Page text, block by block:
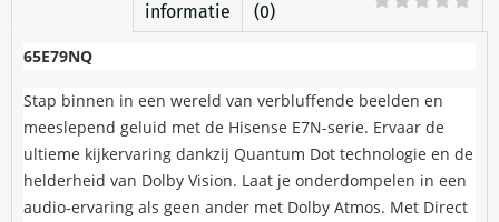
informatie
(0)
65E79NQ
Stap binnen in een wereld van verbluffende beelden en
meeslepend geluid met de Hisense E7N-serie. Ervaar de
ultieme kijkervaring dankzij Quantum Dot technologie en de
helderheid van Dolby Vision. Laat je onderdompelen in een
audio-ervaring als geen ander met Dolby Atmos. Met Direct